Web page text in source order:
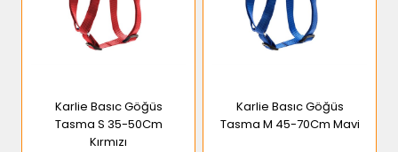
Karlie Basıc Göğüs
Tasma S 35-50Cm
Kırmızı
Karlie Basıc Göğüs
Tasma M 45-70Cm Mavi